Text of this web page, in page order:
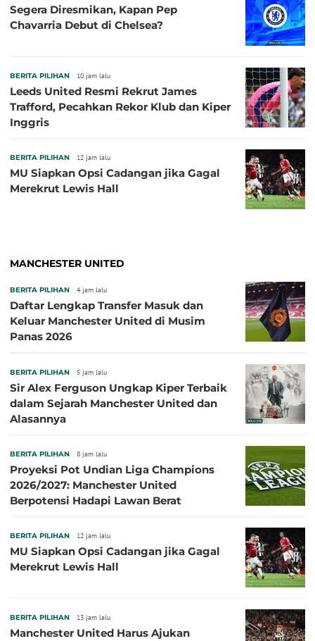
Segera Diresmikan, Kapan Pep
Chavarria Debut di Chelsea?
BERITA PILIHAN 10 jam lalu
Leeds United Resmi Rekrut James
Trafford, Pecahkan Rekor Klub dan Kiper
Inggris
BERITA PILIHAN 12 jam lalu
MU Siapkan Opsi Cadangan jika Gagal
Merekrut Lewis Hall
MANCHESTER UNITED
BERITA PILIHAN 4 jam lalu
Daftar Lengkap Transfer Masuk dan
Keluar Manchester United di Musim
Panas 2026
BERITA PILIHAN 5 jam lalu
Sir Alex Ferguson Ungkap Kiper Terbaik
dalam Sejarah Manchester United dan
Alasannya
BERITA PILIHAN 8 jam lalu
Proyeksi Pot Undian Liga Champions
2026/2027: Manchester United
Berpotensi Hadapi Lawan Berat
BERITA PILIHAN 12 jam lalu
MU Siapkan Opsi Cadangan jika Gagal
Merekrut Lewis Hall
BERITA PILIHAN 13 jam lalu
Manchester United Harus Ajukan